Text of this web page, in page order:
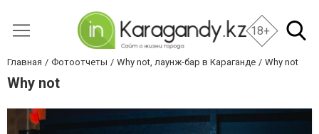
18+
Главная Фотоотчеты Why not, лаунж-бар в Караганде Why not
Why not